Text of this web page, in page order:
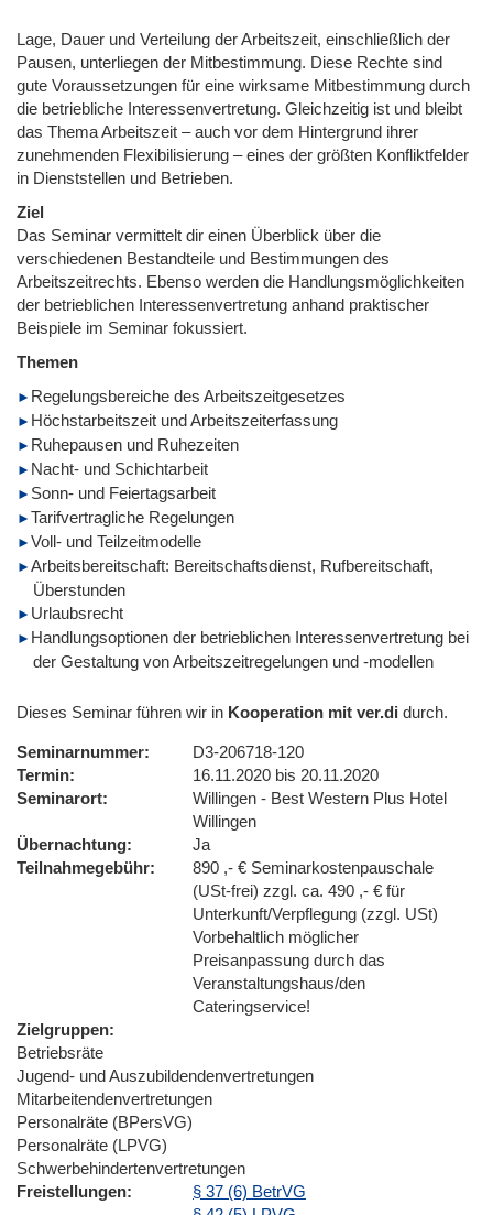
Lage, Dauer und Verteilung der Arbeitszeit, einschließlich der
Pausen, unterliegen der Mitbestimmung. Diese Rechte sind
gute Voraussetzungen für eine wirksame Mitbestimmung durch
die betriebliche Interessenvertretung. Gleichzeitig ist und bleibt
das Thema Arbeitszeit – auch vor dem Hintergrund ihrer
zunehmenden Flexibilisierung – eines der größten Konfliktfelder
in Dienststellen und Betrieben.
Ziel
Das Seminar vermittelt dir einen Überblick über die
verschiedenen Bestandteile und Bestimmungen des
Arbeitszeitrechts. Ebenso werden die Handlungsmöglichkeiten
der betrieblichen Interessenvertretung anhand praktischer
Beispiele im Seminar fokussiert.
Themen
Regelungsbereiche des Arbeitszeitgesetzes
Höchstarbeitszeit und Arbeitszeiterfassung
Ruhepausen und Ruhezeiten
Nacht- und Schichtarbeit
Sonn- und Feiertagsarbeit
Tarifvertragliche Regelungen
Voll- und Teilzeitmodelle
Arbeitsbereitschaft: Bereitschaftsdienst, Rufbereitschaft,
Überstunden
Urlaubsrecht
Handlungsoptionen der betrieblichen Interessenvertretung bei
der Gestaltung von Arbeitszeitregelungen und -modellen
Dieses Seminar führen wir in Kooperation mit ver.di durch.
Seminarnummer
D3-206718-120
Termin
16.11.2020 bis 20.11.2020
Seminarort
Willingen - Best Western Plus Hotel
Willingen
Übernachtung
Ja
Teilnahmegebühr
890 ,- € Seminarkostenpauschale
(USt-frei) zzgl. ca. 490 ,- € für
Unterkunft/Verpflegung (zzgl. USt)
Vorbehaltlich möglicher
Preisanpassung durch das
Veranstaltungshaus/den
Cateringservice!
Zielgruppen
Betriebsräte
Jugend- und Auszubildendenvertretungen
Mitarbeitendenvertretungen
Personalräte (BPersVG)
Personalräte (LPVG)
Schwerbehindertenvertretungen
Freistellungen
§ 37 (6) BetrVG